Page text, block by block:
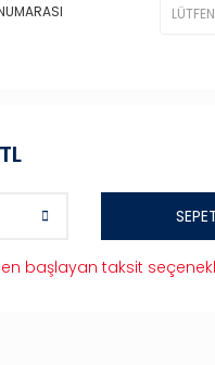
başlayan taksit